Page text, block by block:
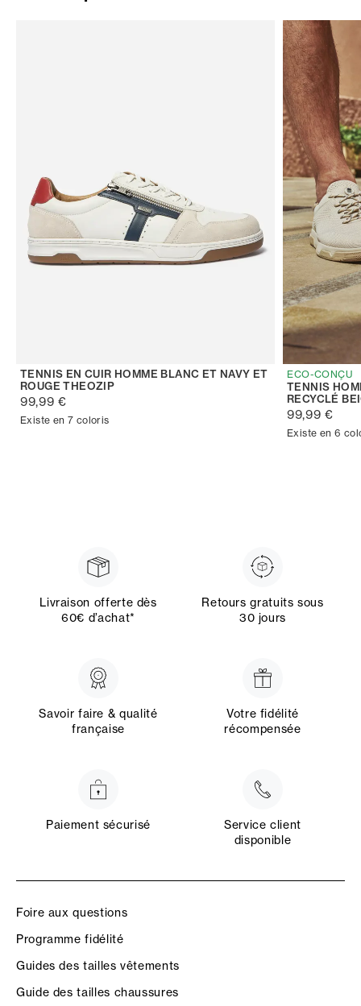
TENNIS EN CUIR HOMME BLANC ET NAVY ET
ROUGE THEOZIP
99,99 €
Existe en 7 coloris
ECO-CONÇU
TENNIS
RECYCLÉ
99,99 €
Existe en 6
Livraison offerte dès
60€ d’achat*
Retours gratuits sous
30 jours
Savoir faire & qualité
française
Votre fidélité
récompensée
Paiement sécurisé
Service client
disponible
Foire aux questions
Programme fidélité
Guides des tailles vêtements
Guide des tailles chaussures